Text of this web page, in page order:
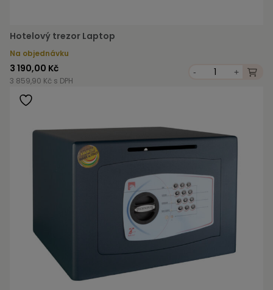
Hotelový trezor Laptop
Na objednávku
3 190,00 Kč
3 859,90 Kč s DPH
- +